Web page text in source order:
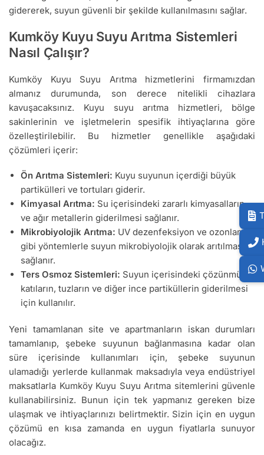
gidererek, suyun güvenli bir şekilde kullanılmasını sağlar.
Kumköy Kuyu Suyu Arıtma Sistemleri
Nasıl Çalışır?
Kumköy Kuyu Suyu Arıtma hizmetlerini firmamızdan
almanız durumunda, son derece nitelikli cihazlara
kavuşacaksınız. Kuyu suyu arıtma hizmetleri, bölge
sakinlerinin ve işletmelerin spesifik ihtiyaçlarına göre
özelleştirilebilir. Bu hizmetler genellikle aşağıdaki
çözümleri içerir:
Ön Arıtma Sistemleri: Kuyu suyunun içerdiği büyük
partikülleri ve tortuları giderir.
Kimyasal Arıtma: Su içerisindeki zararlı kimyasalların
ve ağır metallerin giderilmesi sağlanır.
Mikrobiyolojik Arıtma: UV dezenfeksiyon ve ozonlama
gibi yöntemlerle suyun mikrobiyolojik olarak arıtılması
sağlanır.
Ters Osmoz Sistemleri: Suyun içerisindeki çözünmüş
katıların, tuzların ve diğer ince partiküllerin giderilmesi
için kullanılır.
Yeni tamamlanan site ve apartmanların iskan durumları
tamamlanıp, şebeke suyunun bağlanmasına kadar olan
süre içerisinde kullanımları için, şebeke suyunun
ulamadığı yerlerde kullanmak maksadıyla veya endüstriyel
maksatlarla Kumköy Kuyu Suyu Arıtma sitemlerini güvenle
kullanabilirsiniz. Bunun için tek yapmanız gereken bize
ulaşmak ve ihtiyaçlarınızı belirtmektir. Sizin için en uygun
çözümü en kısa zamanda en uygun fiyatlarla sunuyor
olacağız.